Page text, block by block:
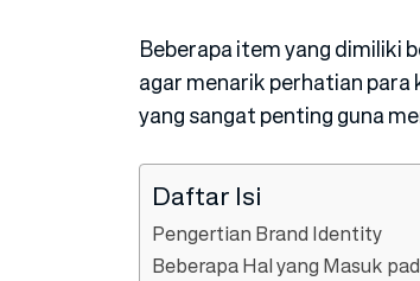
Beberapa item yang dimiliki
agar menarik perhatian
yang sangat penting guna
Daftar Isi
Pengertian Brand Identity
Beberapa Hal yang Masuk